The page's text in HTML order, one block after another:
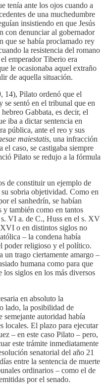
tenía ante los ojos cuando a
de una muchedumbre
insistiendo en que Jesús
con denunciar al gobernador
que se había proclamado rey
la resistencia del romano
emperador Tiberio era
le ocasionaba aquel extraño
de aquella situación.
14), Pilato ordenó que el
se sentó en el tribunal que en
Gabbata, es decir, el
iba a dictar sentencia en
pública, ante el reo y sus
maiestatis, una infracción
caso, se castigaba siempre
Pilato se redujo a la fórmula
de constituir un ejemplo de
sobria objetividad. Como en
el sanhedrín, se habían
y también como en tantos
s. VI a. de C., Huss en el s. XV
o en distintos siglos no
– la condena había
poder religioso y el político.
un trago ciertamente amargo –
humana como para que
los siglos en los más diversos
en absoluto la
lado, la posibilidad de
semejante autoridad había
locales. El plazo para ejecutar
– en este caso Pilato – pero,
este trámite inmediatamente
senatorial del año 21
entre la sentencia de muerte
ordinarios – como el de
por el senado.